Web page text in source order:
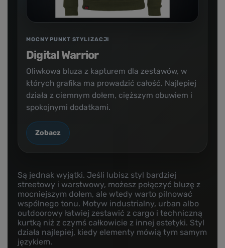
MOCNY PUNKT STYLIZACJI
Digital Warrior
Oliwkowa bluza z kapturem dla zestawów, w
których grafika ma prowadzić całość. Najlepiej
działa z ciemnym dołem, cięższym obuwiem i
spokojnymi dodatkami.
Zobacz
Są jednak wyjątki. Jeśli lubisz styl bardziej
streetowy i warstwowy, możesz połączyć bluzę z
mocniejszym dołem, ale wtedy warto pilnować
wspólnego tonu. Motyw industrialny, urban albo
outdoorowy łatwiej zestawić z cargo i techniczną
kurtką niż z czymś całkowicie z innej estetyki. Styl
działa najlepiej, kiedy elementy mówią tym samym
językiem.